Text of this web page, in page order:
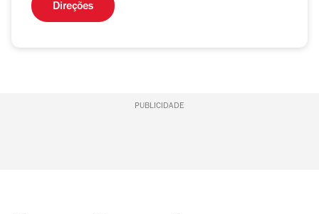
Direções
PUBLICIDADE